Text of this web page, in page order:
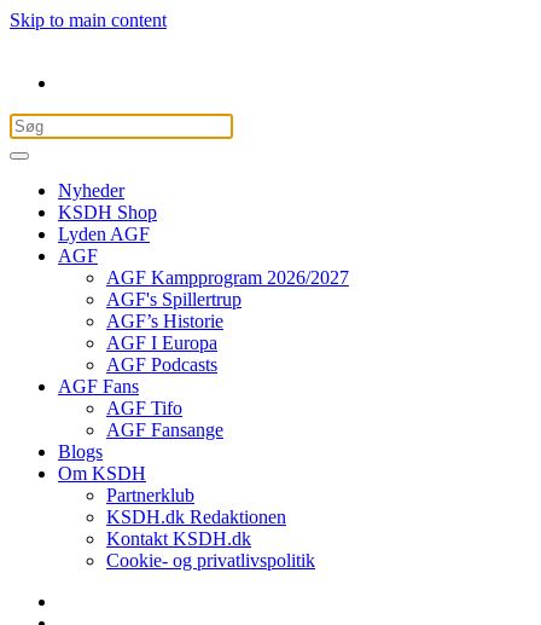
Skip to main content
Nyheder
KSDH Shop
Lyden AGF
AGF
AGF Kampprogram 2026/2027
AGF's Spillertrup
AGF’s Historie
AGF I Europa
AGF Podcasts
AGF Fans
AGF Tifo
AGF Fansange
Blogs
Om KSDH
Partnerklub
KSDH.dk Redaktionen
Kontakt KSDH.dk
Cookie- og privatlivspolitik